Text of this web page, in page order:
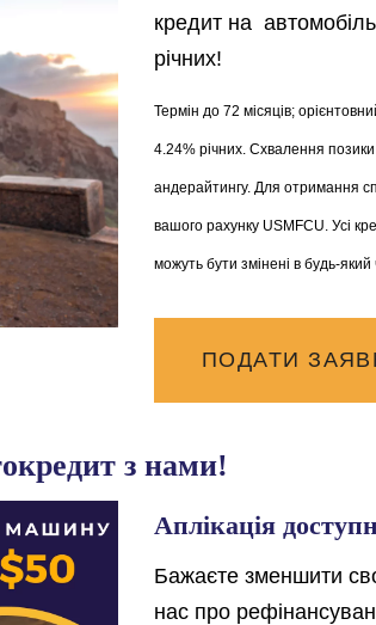
кредит на
річних!
Термін до 72 місяців;
4.24% річних. Схвалення позики
андерайтингу. Для отримання
вашого рахунку USMFCU. Усі
можуть бути змінені в будь-
ПОДАТИ
з нами!
Аплікація
Бажаєте зменшити
нас про